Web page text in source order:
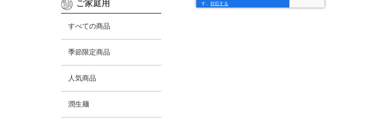
ご家庭用
すべての商品
季節限定商品
人気商品
潤生麺